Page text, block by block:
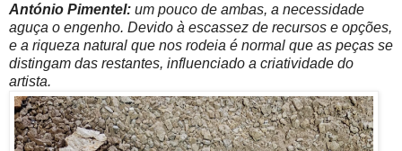
António Pimentel: um pouco de ambas, a necessidade
aguça o engenho. Devido à escassez de recursos e opções,
e a riqueza natural que nos rodeia é normal que as peças se
distingam das restantes, influenciado a criatividade do
artista.